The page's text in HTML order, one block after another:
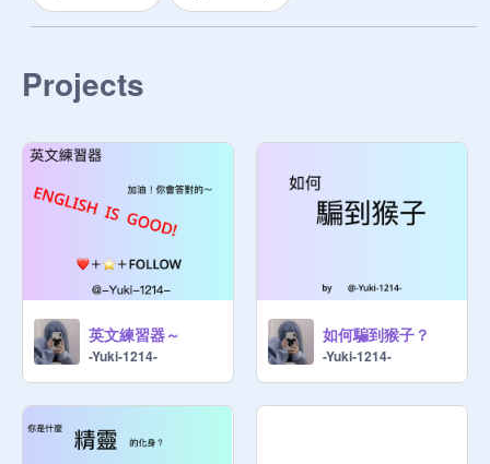
Projects
英文練習器～
-Yuki-1214-
如何騙到猴子？
-Yuki-1214-